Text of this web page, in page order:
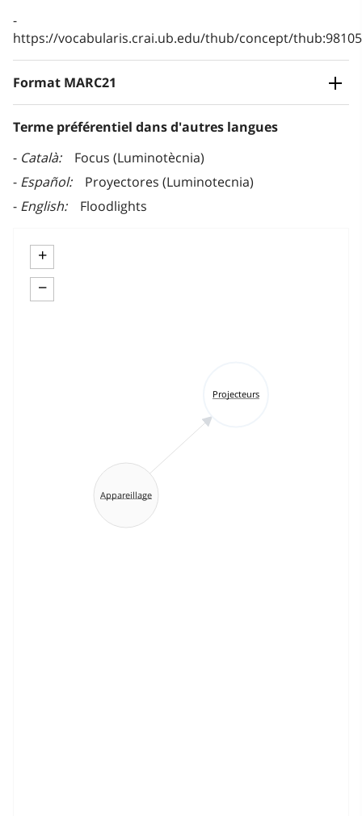
https://vocabularis.crai.ub.edu/thub/concept/
Format MARC21
Terme préférentiel dans d'autres langues
Català
Focus (Luminotècnia)
Español
Proyectores (Luminotecnia)
English
Floodlights
+
−
Projecteurs
Appareillage